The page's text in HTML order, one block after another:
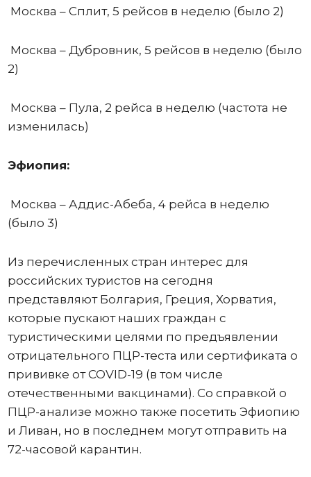
Москва – Сплит, 5 рейсов в неделю (было 2)
Москва – Дубровник, 5 рейсов в неделю (было
2)
Москва – Пула, 2 рейса в неделю (частота не
изменилась)
Эфиопия:
Москва – Аддис-Абеба, 4 рейса в неделю
(было 3)
Из перечисленных стран интерес для
российских туристов на сегодня
представляют Болгария, Греция, Хорватия,
которые пускают наших граждан с
туристическими целями по предъявлении
отрицательного ПЦР-теста или сертификата о
прививке от COVID-19 (в том числе
отечественными вакцинами). Со справкой о
ПЦР-анализе можно также посетить Эфиопию
и Ливан, но в последнем могут отправить на
72-часовой карантин.